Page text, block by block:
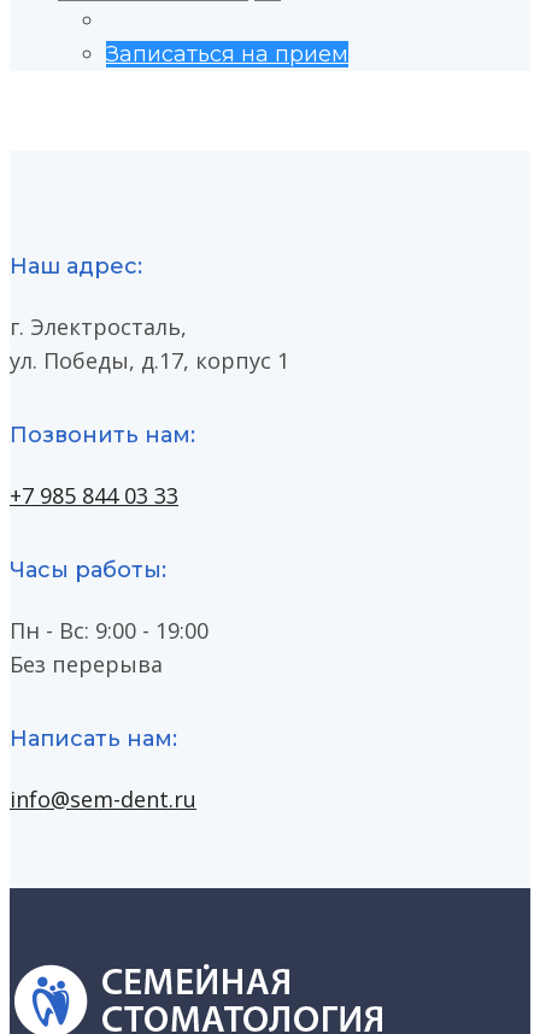
for:
Записаться на прием
Наш адрес:
г. Электросталь,
ул. Победы, д.17, корпус 1
Позвонить нам:
+7 985 844 03 33
Часы работы:
Пн - Вс: 9:00 - 19:00
Без перерыва
Написать нам:
info@sem-dent.ru